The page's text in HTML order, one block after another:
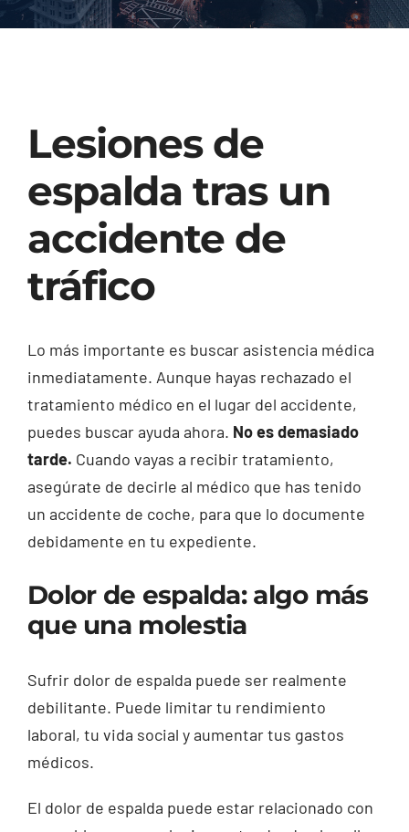
Injured? Call
Lesiones de
espalda tras un
accidente de
tráfico
Lo más importante es buscar asistencia médica
inmediatamente. Aunque hayas rechazado el
tratamiento médico en el lugar del accidente,
puedes buscar ayuda ahora. No es demasiado
tarde. Cuando vayas a recibir tratamiento,
asegúrate de decirle al médico que has tenido
un accidente de coche, para que lo documente
debidamente en tu expediente.
Dolor de espalda: algo más
que una molestia
Sufrir dolor de espalda puede ser realmente
debilitante. Puede limitar tu rendimiento
laboral, tu vida social y aumentar tus gastos
médicos.
El dolor de espalda puede estar relacionado con